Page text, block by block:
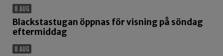
8 AUG
Blackstastugan öppnas för visning på söndag
eftermiddag
8 AUG